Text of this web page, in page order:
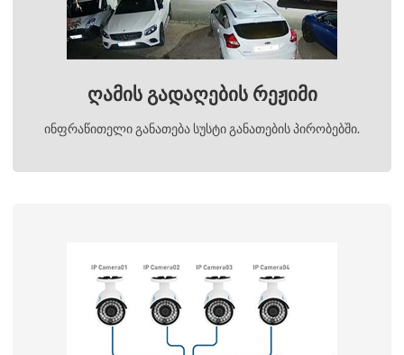
ღამის გადაღების რეჟიმი
ინფრაწითელი განათება სუსტი განათების პირობებში.